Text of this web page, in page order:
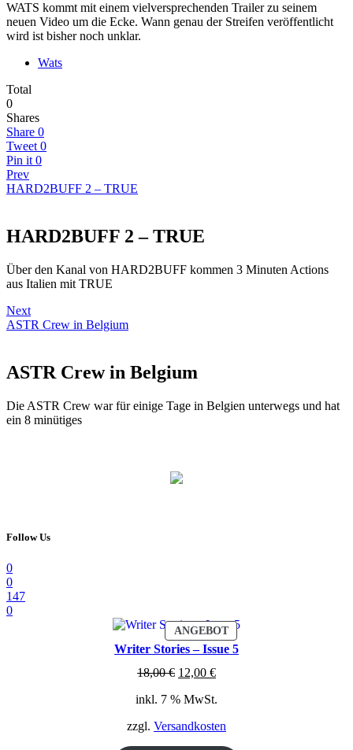
WATS kommt mit einem vielversprechenden Trailer zu seinem
neuen Video um die Ecke. Wann genau der Streifen veröffentlicht
wird ist bisher noch unklar.
Wats
Total
0
Shares
Share 0
Tweet 0
Pin it 0
Prev
HARD2BUFF 2 – TRUE
HARD2BUFF 2 – TRUE
Über den Kanal von HARD2BUFF kommen 3 Minuten Actions
aus Italien mit TRUE
Next
ASTR Crew in Belgium
ASTR Crew in Belgium
Die ASTR Crew war für einige Tage in Belgien unterwegs und hat
ein 8 minütiges
Follow Us
0
0
147
0
ANGEBOTPRODUKT
IM
ANGEBOT
Writer Stories – Issue 5
18,00€ Ursprünglicher
war:
12,00 €Aktueller
ist:
inkl. 7 % MwSt.
zzgl. Versandkosten